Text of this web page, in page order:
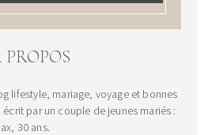
PROPOS
lifestyle, mariage, voyage et bonnes
écrit par un couple de jeunes mariés :
30 ans.